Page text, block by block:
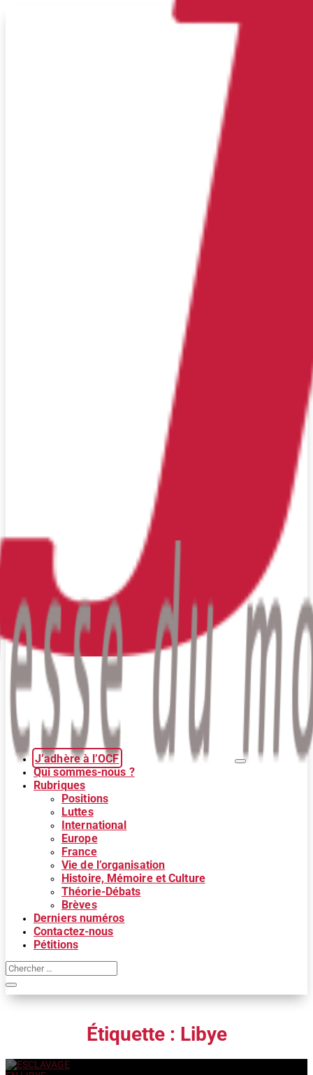
J’adhère à l’OCF
Qui sommes-nous ?
Rubriques
Positions
Luttes
International
Europe
France
Vie de l’organisation
Histoire, Mémoire et Culture
Théorie-Débats
Brèves
Derniers numéros
Contactez-nous
Pétitions
Étiquette : Libye